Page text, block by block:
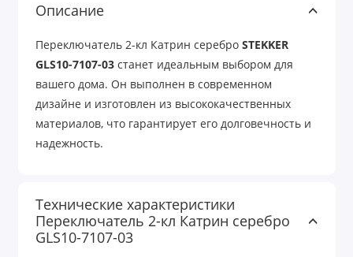
Описание
Переключатель 2-кл Катрин серебро STEKKER
GLS10-7107-03 станет идеальным выбором для
вашего дома. Он выполнен в современном
дизайне и изготовлен из высококачественных
материалов, что гарантирует его долговечность и
надежность.
Технические характеристики
Переключатель 2-кл Катрин серебро
GLS10-7107-03